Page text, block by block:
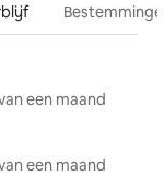
een maand
een maand